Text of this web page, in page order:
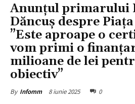
Anunțul primarului
Dăncuș despre
”Este aproape o
vom primi o
milioane de lei
obiectiv”
By Infomm 8 iunie 2025 0